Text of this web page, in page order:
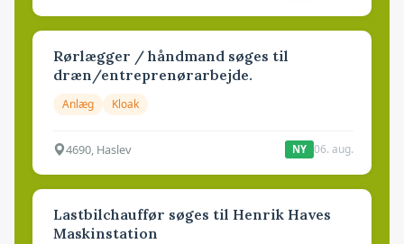
Rørlægger / håndmand søges til
dræn/entreprenørarbejde.
Anlæg Kloak
4690, Haslev NY 06. aug.
Lastbilchauffør søges til Henrik Haves
Maskinstation